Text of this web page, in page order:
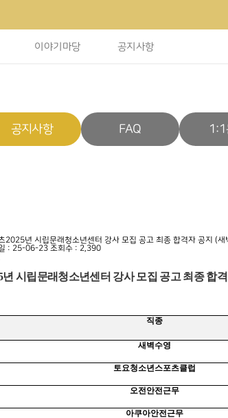
이야기마당 공지사항
공지사항 FAQ 1:1
​2025년 시립문래청소년센터 강사 모집 공고 최종 합격자 공지 (
: 25-06-23 조회수 : 2,390
년 시립문래청소년센터 강사 모집 공고 최종 합격
직종
새벽수영
토요청소년스포츠클럽
오전안전근무
아쿠아안전근무